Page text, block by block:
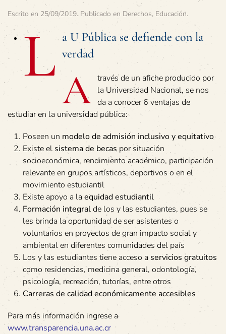
Escrito en 25/09/2019. Publicado en Derechos, Educación.
L a U Pública se defiende con la
verdad
A través de un afiche producido por
la Universidad Nacional, se nos
da a conocer 6 ventajas de
estudiar en la universidad pública:
Poseen un modelo de admisión inclusivo y equitativo
Existe elsistema de becas por situación
socioeconómica, rendimiento académico, participación
relevante en grupos artísticos, deportivos o en el
movimiento estudiantil
Existe apoyo a laequidad estudiantil
Formación integralde los y las estudiantes, pues se
les brinda la oportunidad de ser asistentes o
voluntarios en proyectos de gran impacto social y
ambiental en diferentes comunidades del país
Los y las estudiantes tiene acceso a servicios gratuitos
como residencias, medicina general, odontología,
psicología, recreación, tutorías, entre otros
Carreras de calidad económicamente accesibles
Para más información ingrese a
www.transparencia.una.ac.cr